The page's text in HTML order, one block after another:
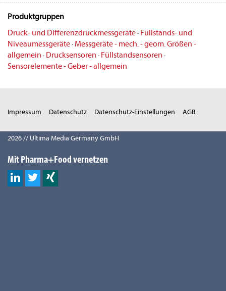
Produktgruppen
Druck- und Differenzdruckmessgeräte· Füllstands- und
Niveaumessgeräte· Messgeräte - mech. - geom. Größen -
allgemein · Drucksensoren · Füllstandsensoren ·
Sensorelemente - Geber - allgemein
Impressum Datenschutz Datenschutz-Einstellungen AGB
2026 // Ultima Media Germany GmbH
Mit Pharma+Food vernetzen